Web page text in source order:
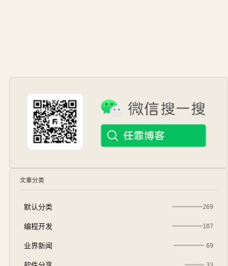
文章分类
默认分类 269
编程开发 107
业界新闻 69